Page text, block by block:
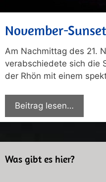
November-
Am Nachmittag des 21.
verabschiedete sich die
der Rhön mit einem
Beitrag lesen…
Was gibt es hier?